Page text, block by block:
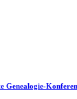
Genealogie-